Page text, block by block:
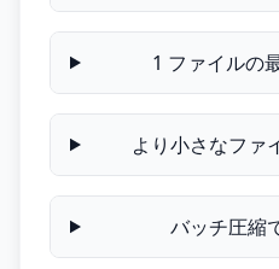
1 ファイルの
より小さなファ
バッチ圧縮